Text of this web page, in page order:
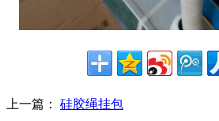
上一篇： 硅胶绳挂包